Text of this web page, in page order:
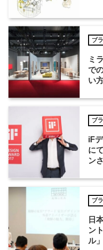
ブ
ミ
で
い
ブ
iF
に
ン
ブ
日
ン
ル